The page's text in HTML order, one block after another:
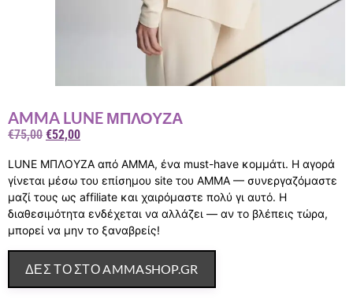
AMMA LUNE ΜΠΛΟΥΖΑ
€75,00 €52,00
LUNE ΜΠΛΟΥΖΑ από AMMA, ένα must-have κομμάτι. Η αγορά
γίνεται μέσω του επίσημου site του AMMA — συνεργαζόμαστε
μαζί τους ως affiliate και χαιρόμαστε πολύ γι αυτό. Η
διαθεσιμότητα ενδέχεται να αλλάζει — αν το βλέπεις τώρα,
μπορεί να μην το ξαναβρείς!
ΔΕΣ ΤΟ ΣΤΟ AMMASHOP.GR